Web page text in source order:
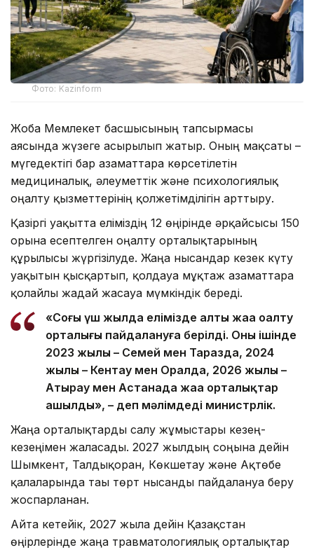
Фото: Kazinform
Жоба Мемлекет басшысының тапсырмасы
аясында жүзеге асырылып жатыр. Оның мақсаты –
мүгедектігі бар азаматтарға көрсетілетін
медициналық, әлеуметтік және психологиялық
оңалту қызметтерінің қолжетімділігін арттыру.
Қазіргі уақытта еліміздің 12 өңірінде әрқайсысы 150
орынға есептелген оңалту орталықтарының
құрылысы жүргізілуде. Жаңа нысандар кезек күту
уақытын қысқартып, қолдауға мұқтаж азаматтарға
қолайлы жағдай жасауға мүмкіндік береді.
«Соңғы үш жылда елімізде алты жаңа оңалту
орталығы пайдалануға берілді. Оның ішінде
2023 жылы – Семей мен Таразда, 2024
жылы – Кентау мен Оралда, 2026 жылы –
Атырау мен Астанада жаңа орталықтар
ашылды», – деп мәлімдеді министрлік.
Жаңа орталықтарды салу жұмыстары кезең-
кезеңімен жалғасады. 2027 жылдың соңына дейін
Шымкент, Талдықорған, Көкшетау және Ақтөбе
қалаларында тағы төрт нысанды пайдалануға беру
жоспарланған.
Айта кетейік, 2027 жылға дейін Қазақстан
өңірлерінде жаңа травматологиялық орталықтар